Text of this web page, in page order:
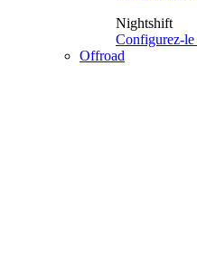
Nightshift
Configurez-le
Offroad